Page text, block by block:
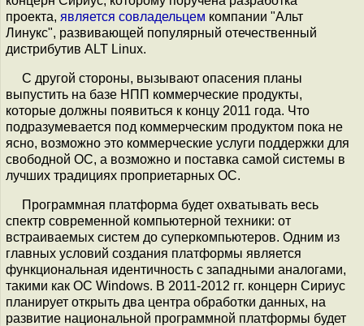
проекта, является совладельцем компании "Альт
Линукс", развивающей популярный отечественный
дистрибутив ALT Linux.
С другой стороны, вызывают опасения планы
выпустить на базе НПП коммерческие продукты,
которые должны появиться к концу 2011 года. Что
подразумевается под коммерческим продуктом пока не
ясно, возможно это коммерческие услуги поддержки для
свободной ОС, а возможно и поставка самой системы в
лучших традициях проприетарных ОС.
Программная платформа будет охватывать весь
спектр современной компьютерной техники: от
встраиваемых систем до суперкомпьютеров. Одним из
главных условий создания платформы является
функциональная идентичность с западными аналогами,
такими как ОС Windows. В 2011-2012 гг. концерн Сириус
планирует открыть два центра обработки данных, на
развитие национальной программной платформы будет